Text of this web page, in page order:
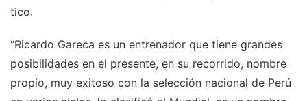
tico.
“Ricardo Gareca es un entrenador que tiene grandes
posibilidades en el presente, en su recorrido, nombre
propio, muy exitoso con la selección nacional de Perú